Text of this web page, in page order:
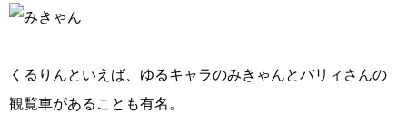
くるりんといえば、ゆるキャラのみきゃんとバリィさんの
観覧車があることも有名。